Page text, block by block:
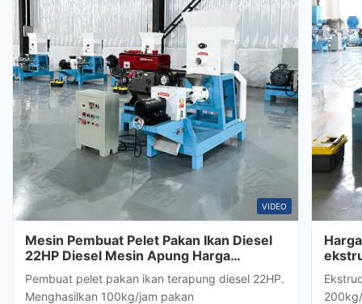
VIDEO
Mesin Pembuat Pelet Pakan Ikan Diesel
22HP Diesel Mesin Apung Harga
100kg/jam di Australia
Pembuat pelet pakan ikan terapung diesel 22HP.
Menghasilkan 100kg/jam pakan